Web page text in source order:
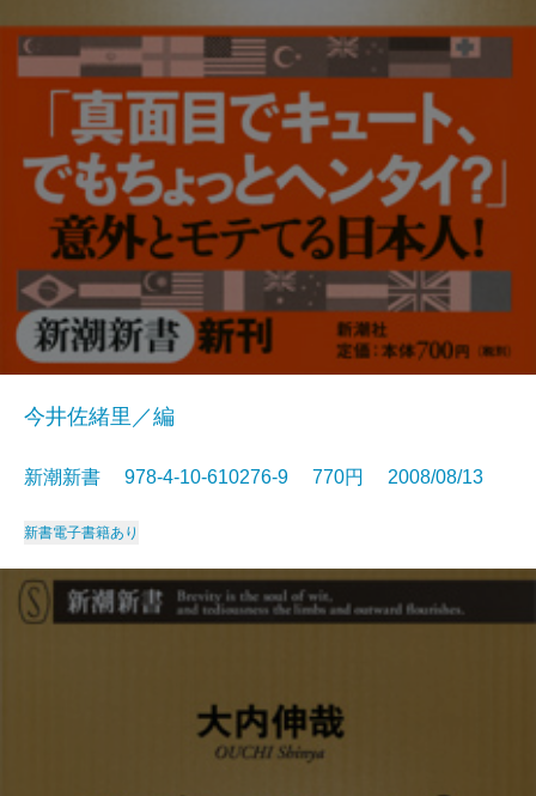
今井佐緒里／編
新潮新書 978-4-10-610276-9 770円 2008/08/13
新書電子書籍あり